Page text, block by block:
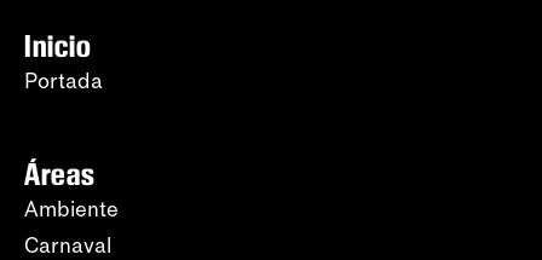
Inicio
Portada
Áreas
Ambiente
Carnaval